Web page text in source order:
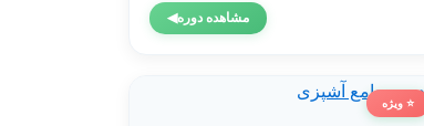
مشاهده دوره◀
⭐ ویژه